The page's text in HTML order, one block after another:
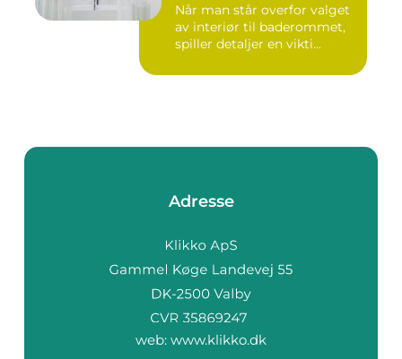
Når man står overfor valget
av interiør til baderommet,
spiller detaljer en vikti...
Adresse
web: www.klikko.dk